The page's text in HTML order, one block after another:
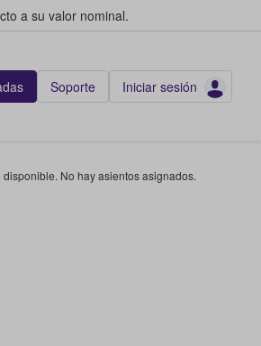
a su valor nominal.
Soporte Iniciar sesión
No hay asientos asignados.